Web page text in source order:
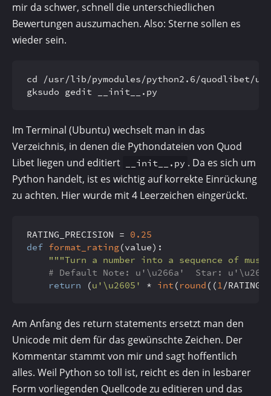
mir da schwer, schnell die unterschiedlichen
Bewertungen auszumachen. Also: Sterne sollen es
wieder sein.
cd /usr/lib/pymodules/python2.6/quodlibet/
gksudo gedit __init__.py
Im Terminal (Ubuntu) wechselt man in das
Verzeichnis, in denen die Pythondateien von Quod
Libet liegen und editiert
__init__.py . Da es sich um
Python handelt, ist es wichtig auf korrekte Einrückung
zu achten. Hier wurde mit 4 Leerzeichen eingerückt.
RATING_PRECISION = 0.25
def format_rating(value):
"""Turn a number into a sequence of
# Default Note: u'\u266a'  Star:
return (u'\u2605' * int ( round ((1/
Am Anfang des return statements ersetzt man den
Unicode mit dem für das gewünschte Zeichen. Der
Kommentar stammt von mir und sagt hoffentlich
alles. Weil Python so toll ist, reicht es den in lesbarer
Form vorliegenden Quellcode zu editieren und das